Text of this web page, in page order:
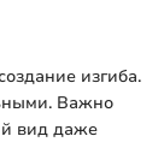
изгиба.
Важно
вид даже